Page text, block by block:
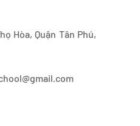
Hòa, Quận Tân Phú,